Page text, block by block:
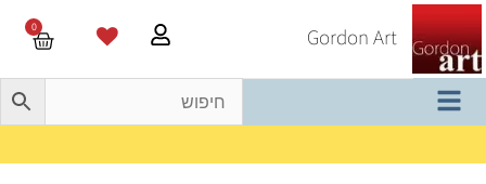
Gordon Art
0